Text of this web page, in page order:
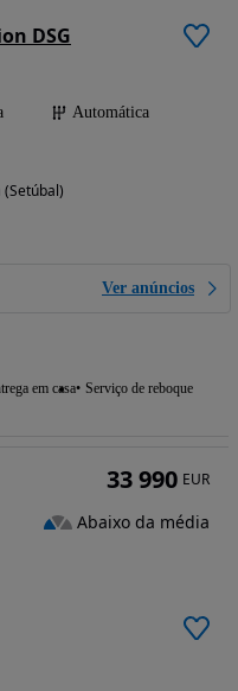
DSG
Automática
Ver anúncios
em casa Serviço de reboque
33 990 EUR
Abaixo da média